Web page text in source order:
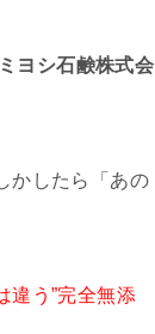
ヨシ石鹸株式会
かしたら「あの
違う”完全無添